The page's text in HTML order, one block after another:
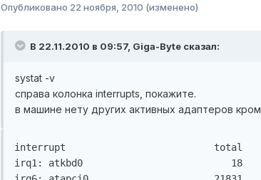
Опубликовано 22 ноября, 2010 (изменено)
В 22.11.2010 в 09:57, Giga-Byte сказал:
systat -v
справа колонка interrupts, покажите.
в машине нету других активных адаптеров
interrupt                          total
irq1: atkbd0                          18